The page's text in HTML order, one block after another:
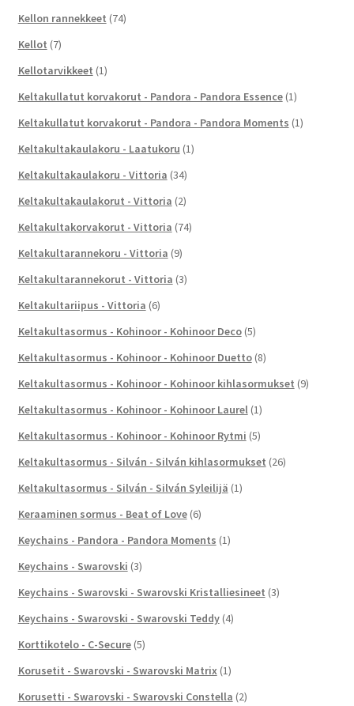
Kellon rannekkeet (74)
Kellot (7)
Kellotarvikkeet (1)
Keltakullatut korvakorut - Pandora - Pandora Essence (1)
Keltakullatut korvakorut - Pandora - Pandora Moments (1)
Keltakultakaulakoru - Laatukoru (1)
Keltakultakaulakoru - Vittoria (34)
Keltakultakaulakorut - Vittoria (2)
Keltakultakorvakorut - Vittoria (74)
Keltakultarannekoru - Vittoria (9)
Keltakultarannekorut - Vittoria (3)
Keltakultariipus - Vittoria (6)
Keltakultasormus - Kohinoor - Kohinoor Deco (5)
Keltakultasormus - Kohinoor - Kohinoor Duetto (8)
Keltakultasormus - Kohinoor - Kohinoor kihlasormukset (9)
Keltakultasormus - Kohinoor - Kohinoor Laurel (1)
Keltakultasormus - Kohinoor - Kohinoor Rytmi (5)
Keltakultasormus - Silván - Silván kihlasormukset (26)
Keltakultasormus - Silván - Silván Syleilijä (1)
Keraaminen sormus - Beat of Love (6)
Keychains - Pandora - Pandora Moments (1)
Keychains - Swarovski (3)
Keychains - Swarovski - Swarovski Kristalliesineet (3)
Keychains - Swarovski - Swarovski Teddy (4)
Korttikotelo - C-Secure (5)
Korusetit - Swarovski - Swarovski Matrix (1)
Korusetti - Swarovski - Swarovski Constella (2)